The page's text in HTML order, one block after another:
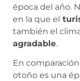
época del año.
en la que el
también el
agradable.
En
otoño es una